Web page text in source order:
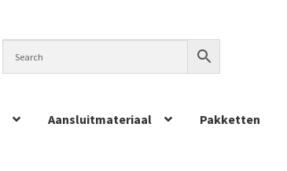
Aansluitmateriaal Pakketten